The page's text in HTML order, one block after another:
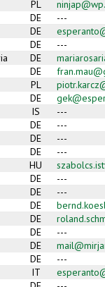
PL
DE
---
DE
DE
---
DE
DE
PL
DE
IS
---
DE
---
DE
---
DE
---
HU
DE
---
DE
---
DE
DE
DE
---
DE
DE
---
IT